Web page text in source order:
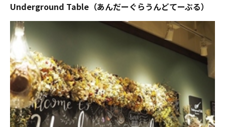
Underground Table（あんだーぐらうんどてーぶる）